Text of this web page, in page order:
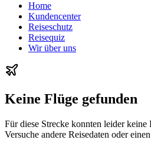
Home
Kundencenter
Reiseschutz
Reisequiz
Wir über uns
Keine Flüge gefunden
Für diese Strecke konnten leider keine
Versuche andere Reisedaten oder